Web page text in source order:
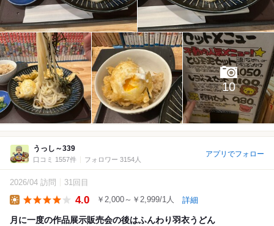
10
うっし～339
口コミ 1557件 フォロワー 3154人
アプリでフォロー
2026/04 訪問 31回目
4.0 ￥2,000～￥2,999/1人 詳細
月に一度の作品展示販売会の後はふんわり羽衣うどん